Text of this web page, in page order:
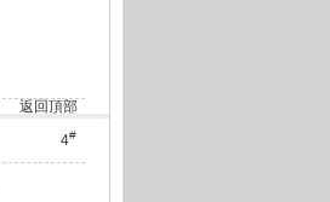
返回頂部
4#